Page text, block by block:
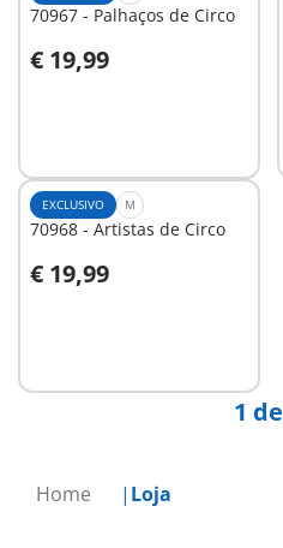
Home Loja
70967 - Palhaços de Circo
€ 19,99
Ao carrinho
EXCLUSIVO M
70968 - Artistas de Circo
€ 19,99
1